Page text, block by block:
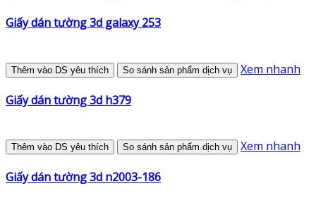
Giấy dán tường 3d galaxy 253
Thêm vào DS yêu thích So sánh sản phẩm dịch vụ Xem nhanh
Giấy dán tường 3d h379
Thêm vào DS yêu thích So sánh sản phẩm dịch vụ Xem nhanh
Giấy dán tường 3d n2003-186